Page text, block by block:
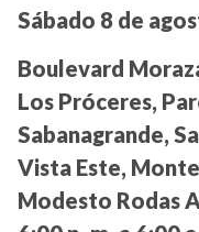
Sábado 8 de
Boulevard
Los Próceres,
Sabanagrande,
Vista Este,
Modesto Rodas